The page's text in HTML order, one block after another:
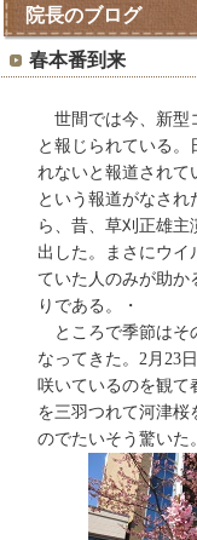
院長のブログ
春本番到来
世間では今、新型
と報じられている
れないと報道されて
という報道がなさ
ら、昔、草刈正雄
出した。まさにウイ
ていた人のみが助か
りである。・
ところで季節はそ
なってきた。2月23
咲いているのを観て
を三羽つれて河津桜
のでたいそう驚いた